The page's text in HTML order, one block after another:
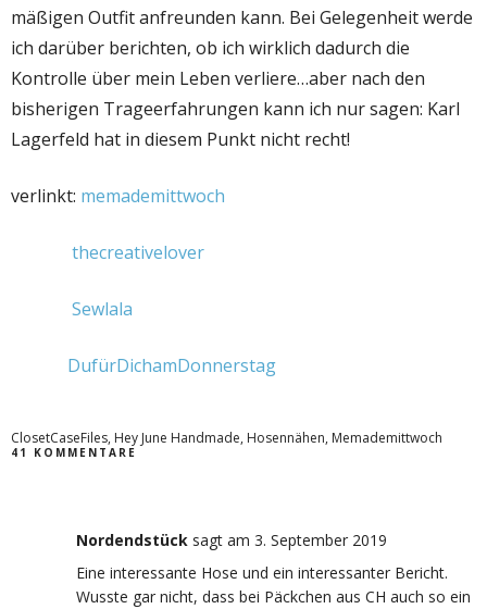
mäßigen Outfit anfreunden kann. Bei Gelegenheit werde
ich darüber berichten, ob ich wirklich dadurch die
Kontrolle über mein Leben verliere…aber nach den
bisherigen Trageerfahrungen kann ich nur sagen: Karl
Lagerfeld hat in diesem Punkt nicht recht!
verlinkt: memademittwoch
thecreativelover
Sewlala
DufürDichamDonnerstag
ClosetCaseFiles, Hey June Handmade, Hosennähen, Memademittwoch
41 KOMMENTARE
Nordendstück sagt am 3. September 2019
Eine interessante Hose und ein interessanter Bericht.
Wusste gar nicht, dass bei Päckchen aus CH auch so ein